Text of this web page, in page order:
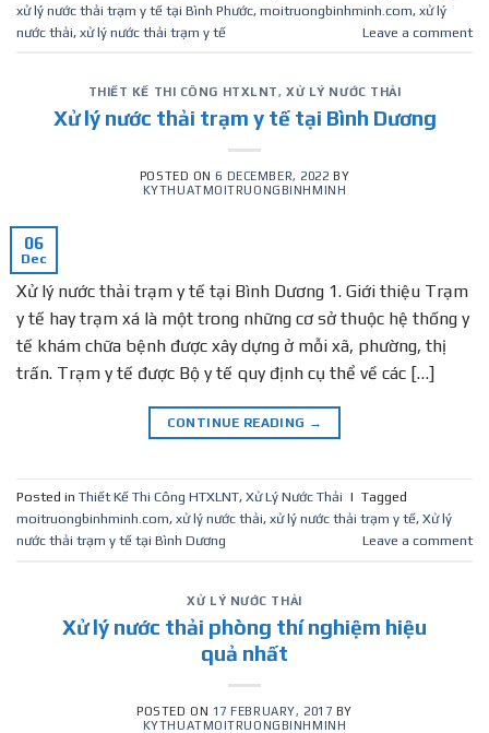
xử lý nước thải trạm y tế tại Bình Phước, moitruongbinhminh.com, xử lý
nước thải, xử lý nước thải trạm y tế Leave a comment
THIẾT KẾ THI CÔNG HTXLNT,XỬ LÝ NƯỚC THẢI
Xử lý nước thải trạm y tế tại Bình Dương
POSTED ON 6 DECEMBER, 2022 BY
KYTHUATMOITRUONGBINHMINH
06
Dec
Xử lý nước thải trạm y tế tại Bình Dương 1. Giới thiệu Trạm
y tế hay trạm xá là một trong những cơ sở thuộc hệ thống y
tế khám chữa bệnh được xây dựng ở mỗi xã, phường, thị
trấn. Trạm y tế được Bộ y tế quy định cụ thể về các […]
CONTINUE READING →
Posted in Thiết Kế Thi Công HTXLNT, Xử Lý Nước Thải | Tagged
moitruongbinhminh.com, xử lý nước thải, xử lý nước thải trạm y tế, Xử lý
nước thải trạm y tế tại Bình Dương
Leave a comment
XỬ LÝ NƯỚC THẢI
Xử lý nước thải phòng thí nghiệm hiệu
quả nhất
POSTED ON 17 FEBRUARY, 2017 BY
KYTHUATMOITRUONGBINHMINH